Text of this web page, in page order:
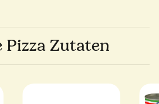
Pizza Zutaten